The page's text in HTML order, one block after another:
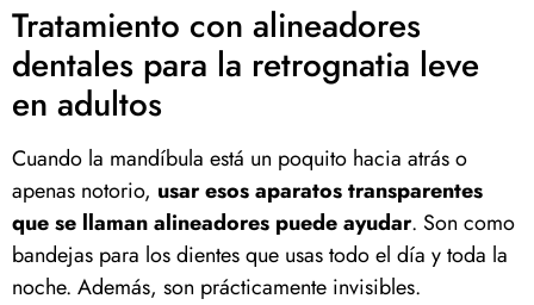
Tratamiento con alineadores
dentales para la retrognatia leve
en adultos
Cuando la mandíbula está un poquito hacia atrás o
apenas notorio, usar esos aparatos transparentes
que se llaman alineadores puede ayudar. Son como
bandejas para los dientes que usas todo el día y toda la
noche. Además, son prácticamente invisibles.